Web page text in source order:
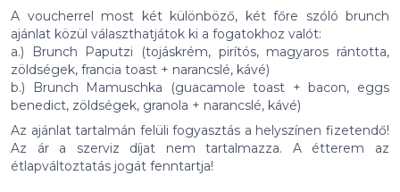
A voucherrel most két különböző, két főre szóló brunch
ajánlat közül választhatjátok ki a fogatokhoz valót:
a.) Brunch Paputzi (tojáskrém, pirítós, magyaros rántotta,
zöldségek, francia toast + narancslé, kávé)
b.) Brunch Mamuschka (guacamole toast + bacon, eggs
benedict, zöldségek, granola + narancslé, kávé)
Az ajánlat tartalmán felüli fogyasztás a helyszínen fizetendő!
Az ár a szerviz díjat nem tartalmazza. A étterem az
étlapváltoztatás jogát fenntartja!